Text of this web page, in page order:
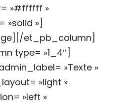
»#ffffff »
»solid »]
et_pb_column]
type= »1_4″]
»Texte »
»light »
»left »